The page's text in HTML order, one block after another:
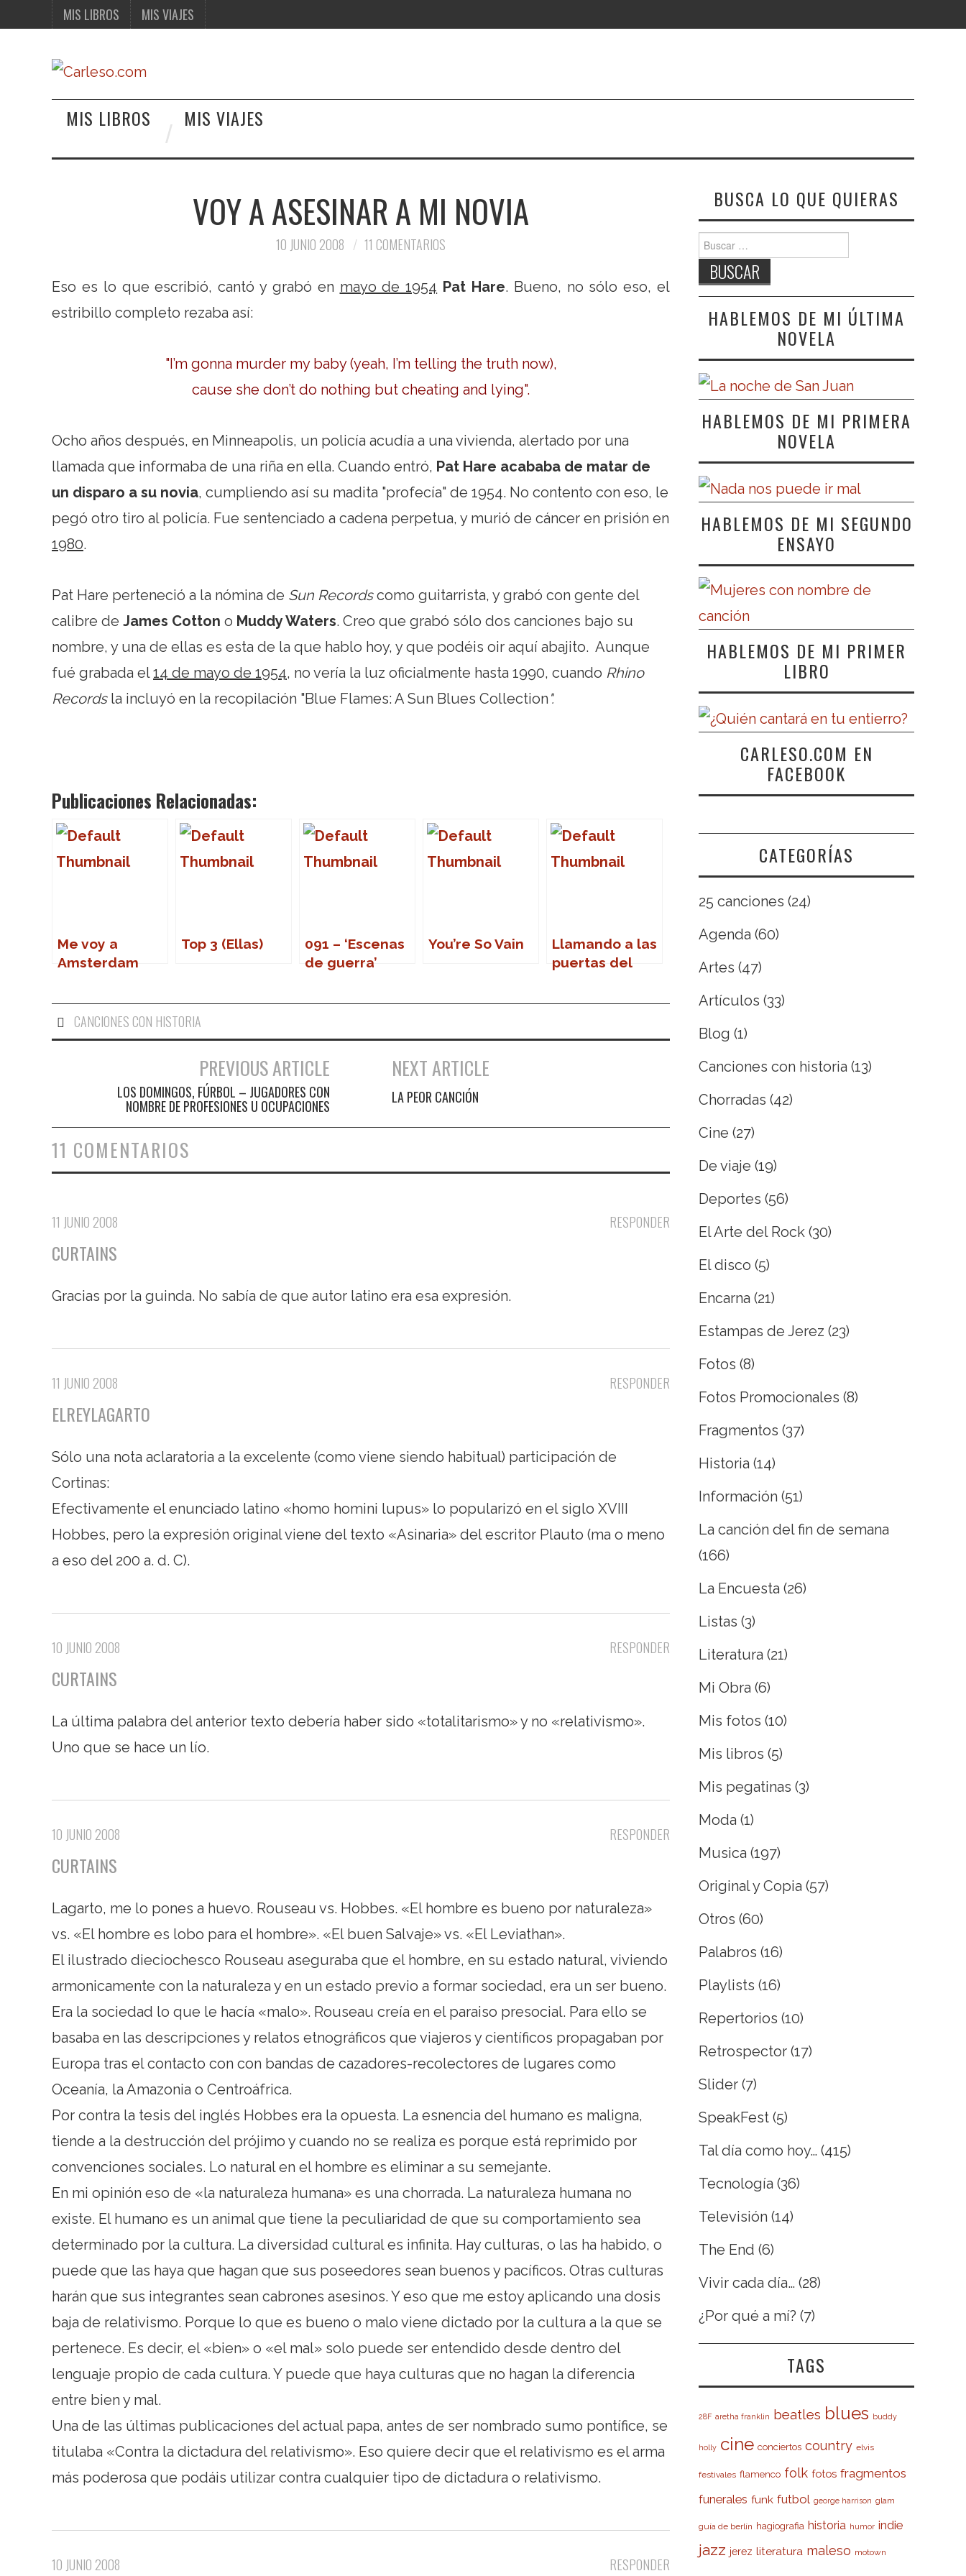
MIS LIBROS MIS VIAJES
MIS LIBROS MIS VIAJES
VOY A ASESINAR A MI NOVIA
10 JUNIO 2008 11 COMENTARIOS
Eso es lo que escribió, cantó y grabó en mayo de 1954 Pat Hare. Bueno, no sólo eso, el
estribillo completo rezaba así:
"I’m gonna murder my baby (yeah, I’m telling the truth now),
cause she don’t do nothing but cheating and lying".
Ocho años después, en Minneapolis, un policía acudía a una vivienda, alertado por una
llamada que informaba de una riña en ella. Cuando entró, Pat Hare acababa de matar de
un disparo a su novia, cumpliendo así su madita "profecía" de 1954. No contento con eso, le
pegó otro tiro al policía. Fue sentenciado a cadena perpetua, y murió de cáncer en prisión en
1980.
Pat Hare perteneció a la nómina de Sun Recordscomo guitarrista, y grabó con gente del
calibre de James Cotton o Muddy Waters. Creo que grabó sólo dos canciones bajo su
nombre, y una de ellas es esta de la que hablo hoy, y que podéis oir aquí abajito. Aunque
fué grabada el14 de mayo de 1954, no vería la luz oficialmente hasta 1990, cuando Rhino
Recordsla incluyó en la recopilación "Blue Flames: A Sun Blues Collection ".
Publicaciones Relacionadas:
Me voy a
Amsterdam
Top 3 (Ellas)
091 – ‘Escenas
de guerra’
You’re So Vain
Llamando a las
puertas del
CANCIONES CON HISTORIA
Navegación de entradas
PREVIOUS ARTICLE
LOS DOMINGOS, FÚRBOL – JUGADORES CON
NOMBRE DE PROFESIONES U OCUPACIONES
NEXT ARTICLE
LA PEOR CANCIÓN
11 COMENTARIOS
RESPONDER
11 JUNIO 2008
CURTAINS
Gracias por la guinda. No sabía de que autor latino era esa expresión.
RESPONDER
11 JUNIO 2008
ELREYLAGARTO
Sólo una nota aclaratoria a la excelente (como viene siendo habitual) participación de
Cortinas:
Efectivamente el enunciado latino «homo homini lupus» lo popularizó en el siglo XVIII
Hobbes, pero la expresión original viene del texto «Asinaria» del escritor Plauto (ma o meno
a eso del 200 a. d. C).
RESPONDER
10 JUNIO 2008
CURTAINS
La última palabra del anterior texto debería haber sido «totalitarismo» y no «relativismo».
Uno que se hace un lío.
RESPONDER
10 JUNIO 2008
CURTAINS
Lagarto, me lo pones a huevo. Rouseau vs. Hobbes. «El hombre es bueno por naturaleza»
vs. «El hombre es lobo para el hombre». «El buen Salvaje» vs. «El Leviathan».
El ilustrado dieciochesco Rouseau aseguraba que el hombre, en su estado natural, viviendo
armonicamente con la naturaleza y en un estado previo a formar sociedad, era un ser bueno.
Era la sociedad lo que le hacía «malo». Rouseau creía en el paraiso presocial. Para ello se
basaba en las descripciones y relatos etnográficos que viajeros y científicos propagaban por
Europa tras el contacto con con bandas de cazadores-recolectores de lugares como
Oceanía, la Amazonia o Centroáfrica.
Por contra la tesis del inglés Hobbes era la opuesta. La esnencia del humano es maligna,
tiende a la destrucción del prójimo y cuando no se realiza es porque está reprimido por
convenciones sociales. Lo natural en el hombre es eliminar a su semejante.
En mi opinión eso de «la naturaleza humana» es una chorrada. La naturaleza humana no
existe. El humano es un animal que tiene la peculiaridad de que su comportamiento sea
determinado por la cultura. La diversidad cultural es infinita. Hay culturas, o las ha habido, o
puede que las haya que hagan que sus poseedores sean buenos y pacíficos. Otras culturas
harán que sus integrantes sean cabrones asesinos. Y eso que me estoy aplicando una dosis
baja de relativismo. Porque lo que es bueno o malo viene dictado por la cultura a la que se
pertenece. Es decir, el «bien» o «el mal» solo puede ser entendido desde dentro del
lenguaje propio de cada cultura. Y puede que haya culturas que no hagan la diferencia
entre bien y mal.
Una de las últimas publicaciones del actual papa, antes de ser nombrado sumo pontífice, se
titulaba «Contra la dictadura del relativismo». Eso quiere decir que el relativismo es el arma
más poderosa que podáis utilizar contra cualquier tipo de dictadura o relativismo.
RESPONDER
10 JUNIO 2008
BUSCA LO QUE QUIERAS
Buscar:
HABLEMOS DE MI ÚLTIMA
NOVELA
HABLEMOS DE MI PRIMERA
NOVELA
HABLEMOS DE MI SEGUNDO
ENSAYO
HABLEMOS DE MI PRIMER
LIBRO
CARLESO.COM EN
FACEBOOK
CATEGORÍAS
25 canciones (24)
Agenda (60)
Artes (47)
Artículos (33)
Blog (1)
Canciones con historia (13)
Chorradas (42)
Cine (27)
De viaje (19)
Deportes (56)
El Arte del Rock (30)
El disco (5)
Encarna (21)
Estampas de Jerez (23)
Fotos (8)
Fotos Promocionales (8)
Fragmentos (37)
Historia (14)
Información (51)
La canción del fin de semana
(166)
La Encuesta (26)
Listas (3)
Literatura (21)
Mi Obra (6)
Mis fotos (10)
Mis libros (5)
Mis pegatinas (3)
Moda (1)
Musica (197)
Original y Copia (57)
Otros (60)
Palabros (16)
Playlists (16)
Repertorios (10)
Retrospector (17)
Slider (7)
SpeakFest (5)
Tal día como hoy… (415)
Tecnología (36)
Televisión (14)
The End (6)
Vivir cada día… (28)
¿Por qué a mí? (7)
TAGS
28F aretha franklin beatles blues buddy
holly cine conciertos country elvis
festivales flamenco folk fotos fragmentos
funerales funk futbol george harrison glam
guía de berlín hagiografia historia humor indie
jazz jerez literatura maleso motown